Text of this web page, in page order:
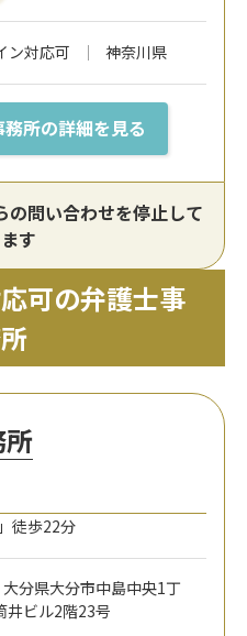
ン対応可 神奈川県
務所の詳細を見る
問い合わせを停止して
す
可の弁護士事
徒歩22分
分県大分市中島中央1丁
井ビル2階23号